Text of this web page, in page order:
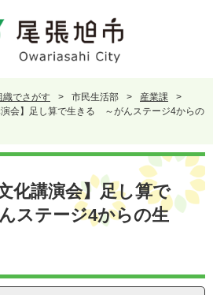
織でさがす > 市民生活部 > 産業課
>
演会】足し算で生きる ～がんステージ4からの
化講演会】足し算で
ステージ4からの生